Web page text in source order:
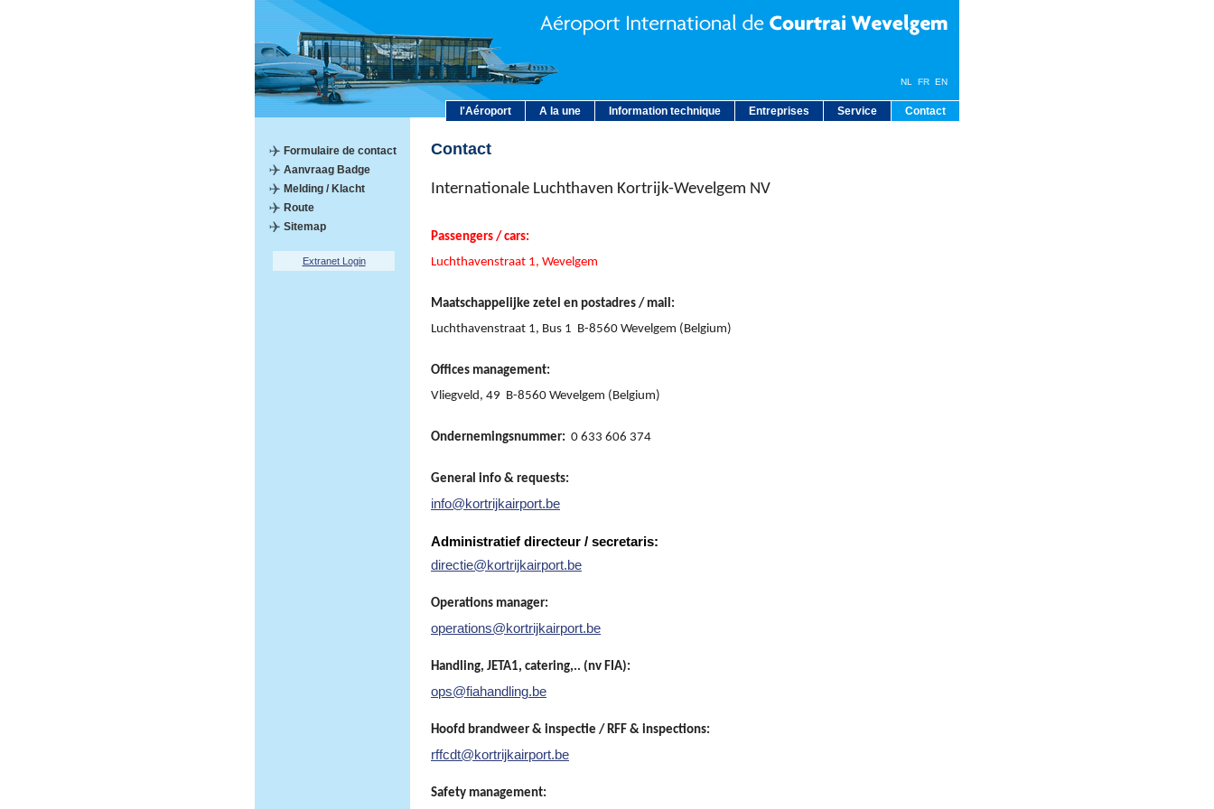
l'Aéroport A la une Information technique Entreprises Service Contact
NL FR EN
Formulaire de contact
Aanvraag Badge
Melding / Klacht
Route
Sitemap
Extranet Login
Contact
Internationale Luchthaven Kortrijk-Wevelgem NV
Passengers / cars:
Luchthavenstraat 1, Wevelgem
Maatschappelijke zetel en postadres / mail:
Luchthavenstraat 1, Bus 1 B-8560 Wevelgem (Belgium)
Offices management:
Vliegveld, 49 B-8560 Wevelgem (Belgium)
Ondernemingsnummer: 0 633 606 374
General info & requests:
info@kortrijkairport.be
Administratief directeur / secretaris:
directie@kortrijkairport.be
Operations manager:
operations@kortrijkairport.be
Handling, JETA1, catering,.. (nv FIA):
ops@fiahandling.be
Hoofd brandweer & inspectie / RFF & inspections:
rffcdt@kortrijkairport.be
Safety management: